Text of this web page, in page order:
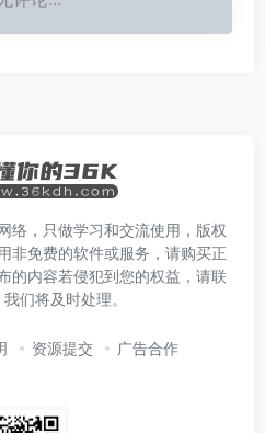
络，只做学习和交流使用，版权
非免费的软件或服务，请购买正
的内容若侵犯到您的权益，请联
们将及时处理。
资源提交 广告合作